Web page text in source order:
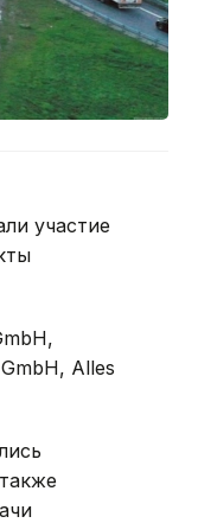
участие
Alles